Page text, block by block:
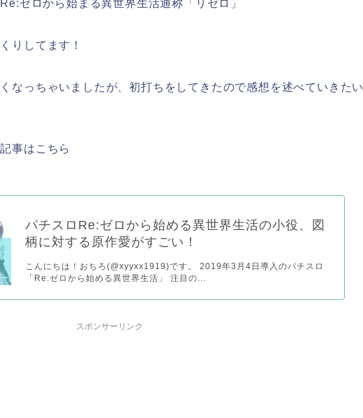
ゼロから始まる異世界生活通称「リゼロ」
りしてます！
なっちゃいましたが、初打ちをしてきたので感想を述べていきたい
事はこちら
パチスロRe:ゼロから始める異世界生活の小役、図
柄に対する原作愛がすごい！
こんにちは！おちろ(@xyyxx1919)です。 2019年3月4日導入のパチスロ
「Re:ゼロから始める異世界生活」 注目の...
スポンサーリンク